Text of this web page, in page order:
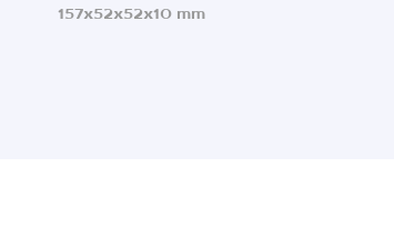
157x52x52x10 mm